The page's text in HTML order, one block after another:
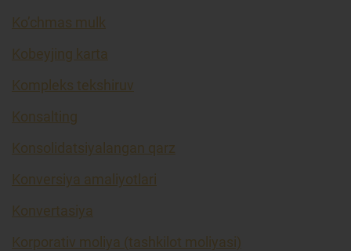
Ko’chmas mulk
Kobeyjing karta
Kompleks tekshiruv
Konsalting
Konsolidatsiyalangan qarz
Konversiya amaliyotlari
Konvertasiya
Korporativ moliya (tashkilot moliyasi)